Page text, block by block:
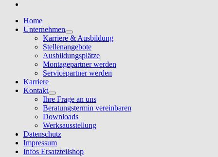
Home
Unternehmen
Karriere & Ausbildung
Stellenangebote
Ausbildungsplätze
Montagepartner werden
Servicepartner werden
Karriere
Kontakt
Ihre Frage an uns
Beratungstermin vereinbaren
Downloads
Werksausstellung
Datenschutz
Impressum
Infos Ersatzteilshop